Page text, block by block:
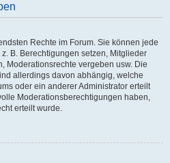
Rechte im Forum. Sie können jede
B. Berechtigungen setzen, Mitglieder
Moderationsrechte vergeben usw. Die
allerdings davon abhängig, welche
oder ein anderer Administrator erteilt
Moderationsberechtigungen haben,
erteilt wurde.